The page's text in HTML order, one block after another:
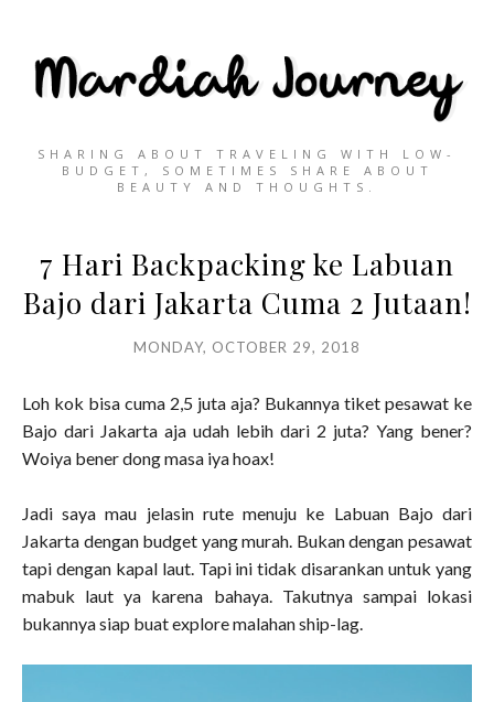
SHARING ABOUT TRAVELING WITH LOW-
BUDGET, SOMETIMES SHARE ABOUT
BEAUTY AND THOUGHTS.
7 Hari Backpacking ke Labuan
Bajo dari Jakarta Cuma 2 Jutaan!
MONDAY, OCTOBER 29, 2018
Loh kok bisa cuma 2,5 juta aja? Bukannya tiket pesawat ke
Bajo dari Jakarta aja udah lebih dari 2 juta? Yang bener?
Woiya bener dong masa iya hoax!
Jadi saya mau jelasin rute menuju ke Labuan Bajo dari
Jakarta dengan budget yang murah. Bukan dengan pesawat
tapi dengan kapal laut. Tapi ini tidak disarankan untuk yang
mabuk laut ya karena bahaya. Takutnya sampai lokasi
bukannya siap buat explore malahan ship-lag.